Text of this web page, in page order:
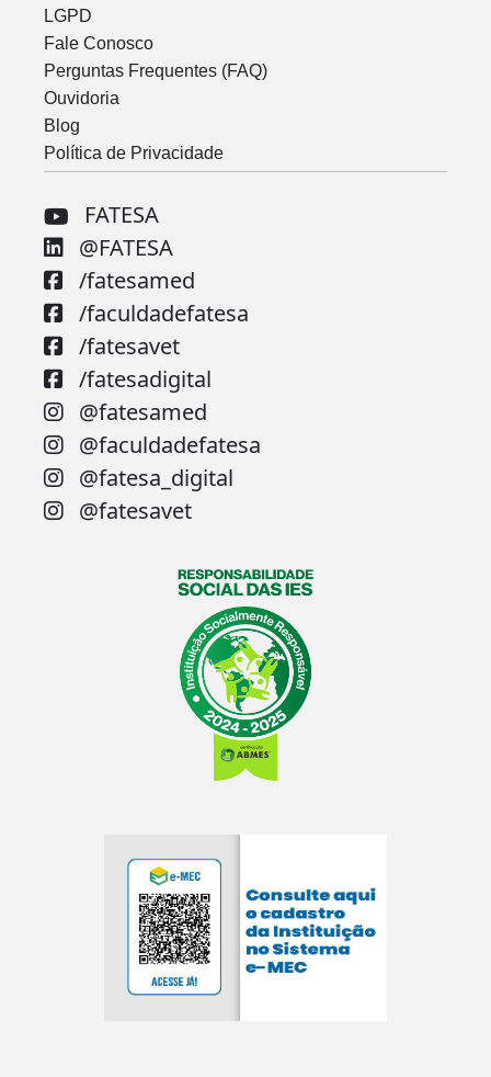
LGPD
Fale Conosco
Perguntas Frequentes (FAQ)
Ouvidoria
Blog
Política de Privacidade
FATESA
@FATESA
/fatesamed
/faculdadefatesa
/fatesavet
/fatesadigital
@fatesamed
@faculdadefatesa
@fatesa_digital
@fatesavet